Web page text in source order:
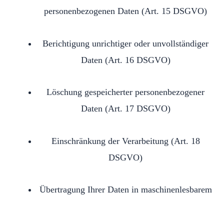
personenbezogenen Daten (Art. 15 DSGVO)
Berichtigung unrichtiger oder unvollständiger
Daten (Art. 16 DSGVO)
Löschung gespeicherter personenbezogener
Daten (Art. 17 DSGVO)
Einschränkung der Verarbeitung (Art. 18
DSGVO)
Übertragung Ihrer Daten in maschinenlesbarem